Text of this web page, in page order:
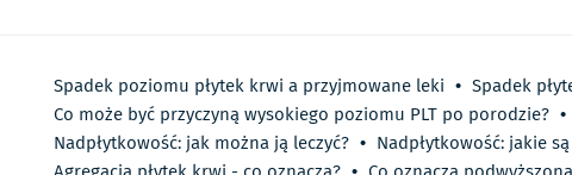
Spadek poziomu płytek krwi a przyjmowane leki • Spadek
Co może być przyczyną wysokiego poziomu PLT po porodzie? •
Nadpłytkowość: jak można ją leczyć? • Nadpłytkowość: jakie